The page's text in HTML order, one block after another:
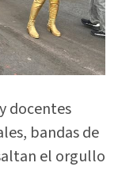
docentes
bandas de
el orgullo